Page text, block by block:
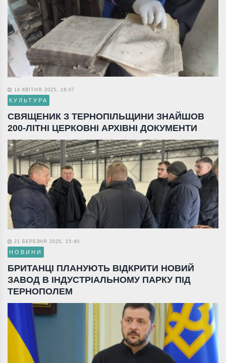
14 КВІТНЯ 2025, 18:07
КУЛЬТУРА
СВЯЩЕНИК З ТЕРНОПІЛЬЩИНИ ЗНАЙШОВ
200-ЛІТНІ ЦЕРКОВНІ АРХІВНІ ДОКУМЕНТИ
21 БЕРЕЗНЯ 2025, 15:40
НОВИНИ
БРИТАНЦІ ПЛАНУЮТЬ ВІДКРИТИ НОВИЙ
ЗАВОД В ІНДУСТРІАЛЬНОМУ ПАРКУ ПІД
ТЕРНОПОЛЕМ